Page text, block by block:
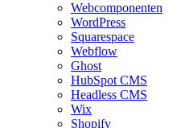
Webcomponenten
WordPress
Squarespace
Webflow
Ghost
HubSpot CMS
Headless CMS
Wix
Shopify